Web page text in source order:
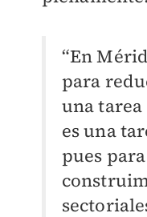
“En
para
una tarea
es una
pues